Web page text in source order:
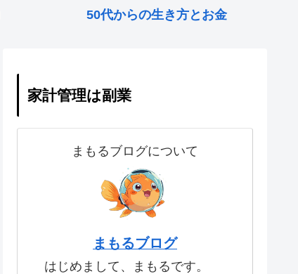
50代からの生き方とお金
家計管理は副業
まもるブログについて
まもるブログ
はじめまして、まもるです。